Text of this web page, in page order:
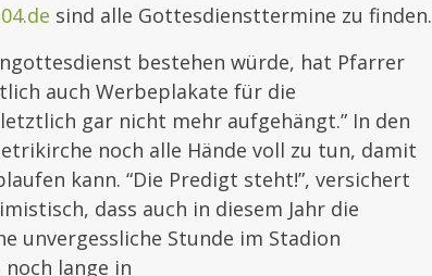
sind alle Gottesdiensttermine zu finden.
bestehen würde, hat Pfarrer
auch Werbeplakate für die
gar nicht mehr aufgehängt.” In den
noch alle Hände voll zu tun, damit
kann. “Die Predigt steht!”, versichert
dass auch in diesem Jahr die
unvergessliche Stunde im Stadion
lange in